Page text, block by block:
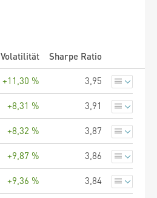
Volatilität
Sharpe Ratio
+11,30 % 3,95
+8,31 % 3,91
+8,32 % 3,87
+9,87 % 3,86
+9,36 % 3,84